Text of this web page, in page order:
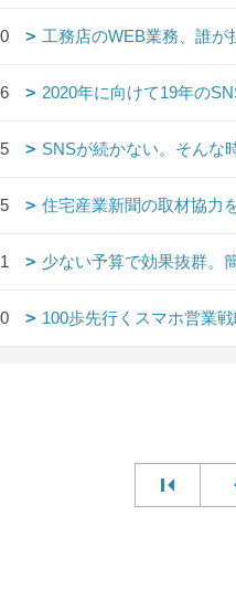
工務店のWEB業務、誰が
2020年に向けて19年の
SNSが続かない。そんな
住宅産業新聞の取材協力
少ない予算で効果抜群。
100歩先行くスマホ営業